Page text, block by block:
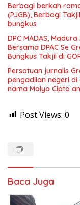
Berbagi berkah
(PJGB), Berbagi
bungkus
DPC MADAS,
Bersama DPAC Se
Bungkus Takjil di
Persatuan jurnalis
pengadilan negeri di
nama Molyo Cipto
Post Views: 0
Baca Juga